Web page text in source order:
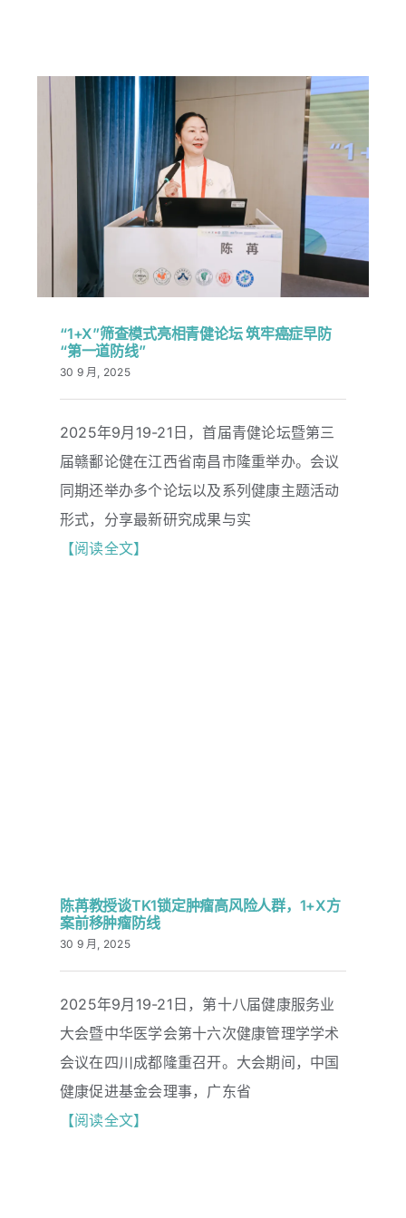
“1+X”筛查模式亮相青健论坛 筑牢癌症
早防 “第一道防线”
“1+X”筛查模式亮相青健论坛 筑牢癌症早防
“第一道防线”
30 9 月, 2025
2025年9月19-21日，首届青健论坛暨第三
届赣鄱论健在江西省南昌市隆重举办。会议
同期还举办多个论坛以及系列健康主题活动
形式，分享最新研究成果与实
【阅读全文】
陈苒教授谈TK1锁定肿瘤高风险人群，
1+X方案前移肿瘤防线
陈苒教授谈TK1锁定肿瘤高风险人群，1+X方
案前移肿瘤防线
30 9 月, 2025
2025年9月19-21日，第十八届健康服务业
大会暨中华医学会第十六次健康管理学学术
会议在四川成都隆重召开。大会期间，中国
健康促进基金会理事，广东省
【阅读全文】